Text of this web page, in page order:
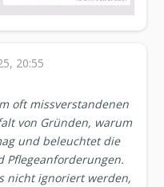
20:55
oft missverstandenen
von Gründen, warum
und beleuchtet die
Pflegeanforderungen.
nicht ignoriert werden,